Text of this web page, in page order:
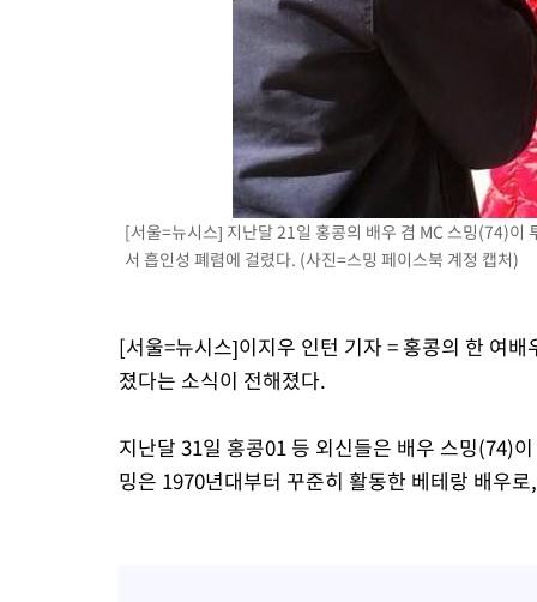
[속보]與 강원·TK 당원투표 합산 김민석 48.54%로 승리…정
與 강원·TK 당원투표 합산 김민석 46.01%로 승리…정청래
[속보]與전대 권리당원투표…강원·경북 김민석, 대구 정청래
[속보]與 당대표 경선, 경북 권리당원 투표 김민석 47.37%·정
[속보]與 당대표 경선, 대구 권리당원 투표 정청래 47.82%·김
[속보]與 당대표 경선, 강원 권리당원 투표 김민석 승리
"일본축구협회, 대한축구협회 성 접대 의혹 심판 조사"
[속보]장은수, KLPGA 제주삼다수 역전 우승…데뷔 10년 차에
'2경기 연속 침묵' 손흥민, 톨루카전 68분만 뛰고 슈팅 0개
[서울=뉴시스] 지난달 21일 홍콩의 배우 겸 MC 스밍(74)이
서 흡인성 폐렴에 걸렸다. (사진=스밍 페이스북 계정 캡처)
[서울=뉴시스]이지우 인턴 기자 = 홍콩의 한 여
졌다는 소식이 전해졌다.
지난달 31일 홍콩01 등 외신들은 배우 스밍(74)
밍은 1970년대부터 꾸준히 활동한 베테랑 배우